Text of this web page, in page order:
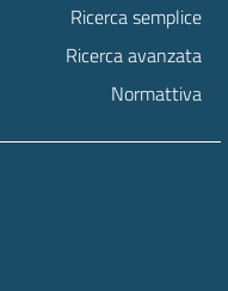
Ricerca semplice
Ricerca avanzata
Normattiva